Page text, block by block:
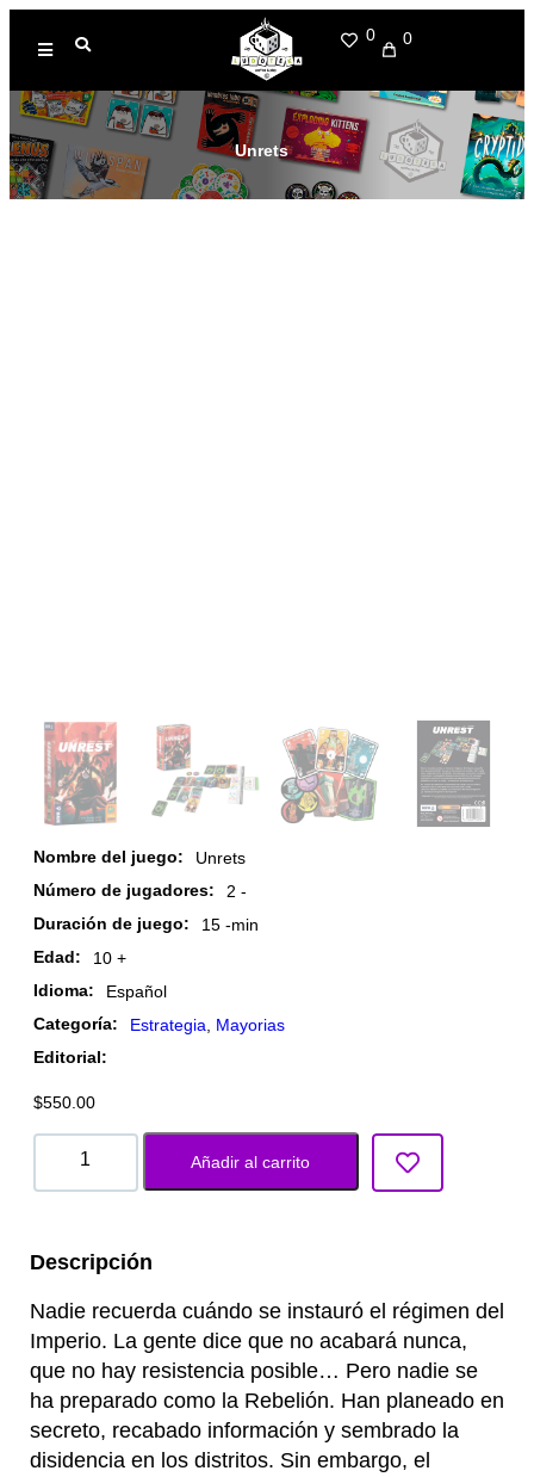
0 0
Unrets
Nombre del juego:
Unrets
Número de jugadores:
2 -
Duración de juego:
15 -min
Edad:
10 +
Idioma:
Español
Categoría:
Estrategia
Mayorias
Editorial:
$550.00
Añadir al carrito
Descripción
Nadie recuerda cuándo se instauró el régimen del
Imperio. La gente dice que no acabará nunca,
que no hay resistencia posible… Pero nadie se
ha preparado como la Rebelión. Han planeado en
secreto, recabado información y sembrado la
disidencia en los distritos. Sin embargo, el